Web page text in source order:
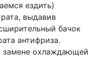
ездить)
выдавив
бачок
антифриза.
замене охлаждающей